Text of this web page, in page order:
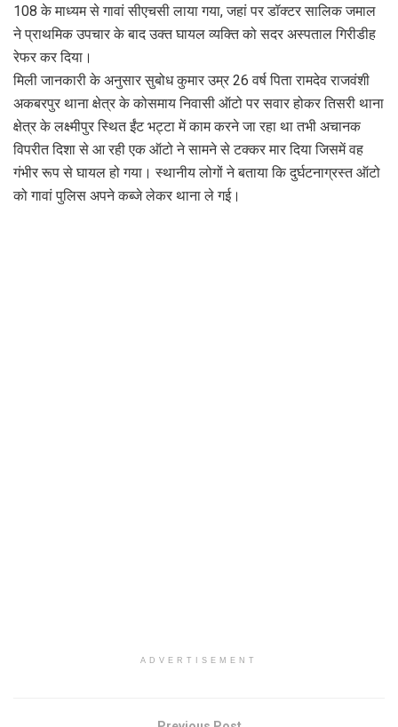
108 के माध्यम से गावां सीएचसी लाया गया, जहां पर डॉक्टर सालिक जमाल
ने प्राथमिक उपचार के बाद उक्त घायल व्यक्ति को सदर अस्पताल गिरीडीह
रेफर कर दिया।
मिली जानकारी के अनुसार सुबोध कुमार उम्र 26 वर्ष पिता रामदेव राजवंशी
अकबरपुर थाना क्षेत्र के कोसमाय निवासी ऑटो पर सवार होकर तिसरी थाना
क्षेत्र के लक्ष्मीपुर स्थित ईंट भट्टा में काम करने जा रहा था तभी अचानक
विपरीत दिशा से आ रही एक ऑटो ने सामने से टक्कर मार दिया जिसमें वह
गंभीर रूप से घायल हो गया। स्थानीय लोगों ने बताया कि दुर्घटनाग्रस्त ऑटो
को गावां पुलिस अपने कब्जे लेकर थाना ले गई।
ADVERTISEMENT